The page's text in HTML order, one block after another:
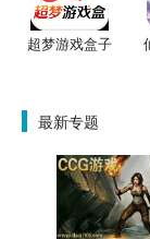
超梦游戏盒子
最新专题